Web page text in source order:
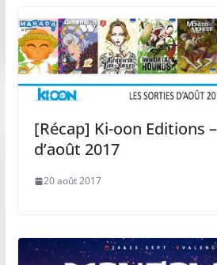
[Récap] Ki-oon Editions
d’août 2017
20 août 2017